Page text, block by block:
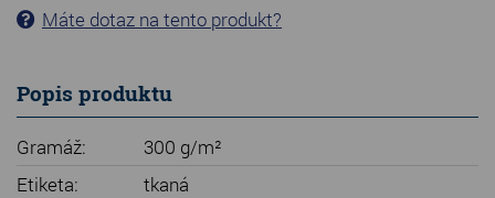
Máte dotaz na tento produkt?
Popis produktu
Gramáž:
300 g/m²
Etiketa:
tkaná